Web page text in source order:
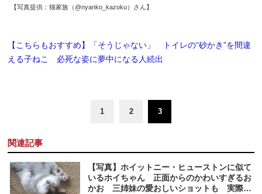
【写真提供：猫家族（@nyanko_kazoku）さん】
【こちらもおすすめ】「そうじゃない」 トイレの“砂かき”を間違
える子ねこ 必死な姿に夢中になる人続出
1 2 3
関連記事
【写真】ホイットニー・ヒューストンに似て
いるホイちゃん 正面からのかわいすぎるお
かお 三姉妹の愛おしいショットも 実際の